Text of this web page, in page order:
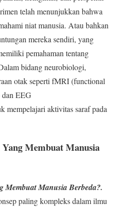
telah menunjukkan bahwa
niat manusia. Atau bahkan
mereka sendiri, yang
pemahaman tentang
bidang neurobiologi,
otak seperti fMRI (functional
dan EEG
mempelajari aktivitas saraf pada
Membuat Manusia
Membuat Manusia Berbeda?.
paling kompleks dalam ilmu